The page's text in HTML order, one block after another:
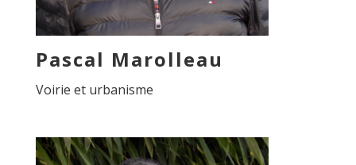
Pascal Marolleau
Voirie et urbanisme